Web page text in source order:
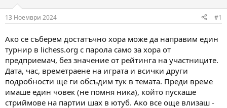
а
д
т
а
13 Ноември 2024 #1
Ако се съберем достатъчно хора може да направим един
турнир в lichess.org с парола само за хора от
предприемач, без значение от рейтинга на участниците.
Дата, час, времетраене на играта и всички други
подробности ще ги обсъдим тук в темата. Преди време
имаше един човек (не помня ника), който пускаше
стриймове на партии шах в ютуб. Ако все още влизаш -